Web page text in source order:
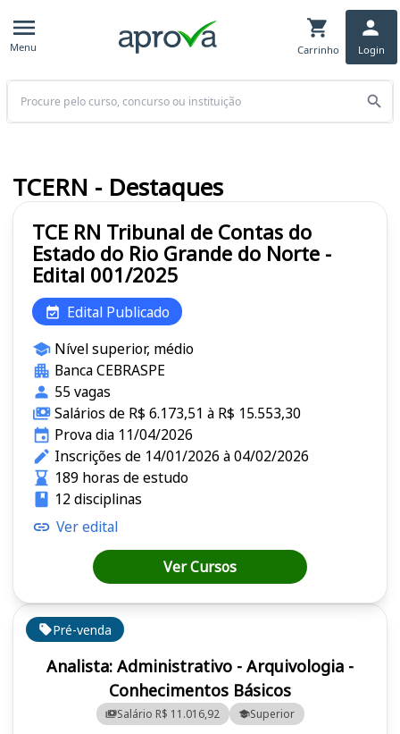
Menu Carrinho Login
Buscar
Pré-venda
Analista: Administrativo - Arquivologia -
Conhecimentos Básicos
Salário R$ 11.016,92 Superior
TCE RN Tribunal de Contas do
Estado do Rio Grande do Norte -
Edital 001/2025
Edital Publicado
Nível superior, médio
Banca CEBRASPE
55 vagas
Salários de R$ 6.173,51 à R$ 15.553,30
Prova dia 11/04/2026
Inscrições de 14/01/2026 à 04/02/2026
189 horas de estudo
12 disciplinas
Ver edital
Ver Cursos
TCERN - Destaques